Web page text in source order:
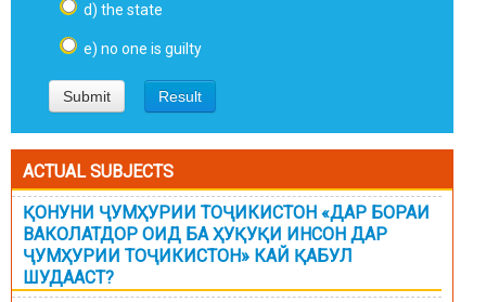
d) the state
e) no one is guilty
ACTUAL SUBJECTS
ҚОНУНИ ҶУМҲУРИИ ТОҶИКИСТОН «ДАР БОРАИ
ВАКОЛАТДОР ОИД БА ҲУҚУҚИ ИНСОН ДАР
ҶУМҲУРИИ ТОҶИКИСТОН» КАЙ ҚАБУЛ
ШУДААСТ?